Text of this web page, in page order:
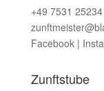
+49 7531 25234
Facebook|
Zunftstube